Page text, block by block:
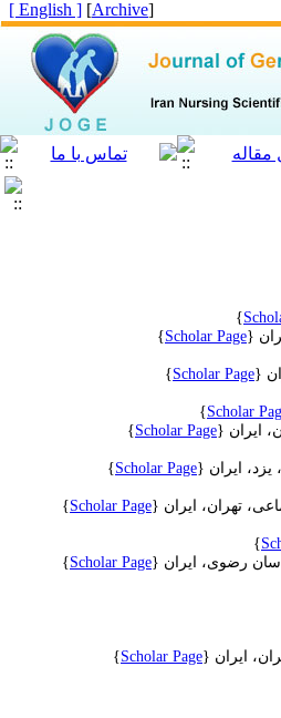
[
Archive
]
[ English ]
}
{
Scholar Page
}
{
Scholar Page
}
Scholar
}
ایران {
Scholar Page
}
ایران {
Scholar Page
}
تهران، ایران {
Scholar Page
}
}
رضوی، ایران {Scholar Page
}
ایران {
Scholar Page
}